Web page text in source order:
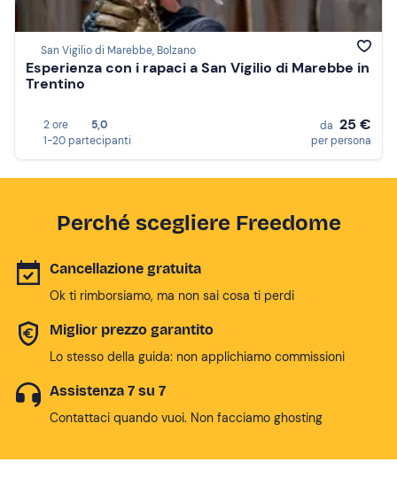
San Vigilio di Marebbe, Bolzano
Esperienza con i rapaci a San Vigilio di Marebbe in
Trentino
2 ore
5,0
1-20 partecipanti
da 25 €
per persona
Perché scegliere Freedome
Cancellazione gratuita
Ok ti rimborsiamo, ma non sai cosa ti perdi
Miglior prezzo garantito
Lo stesso della guida: non applichiamo commissioni
Assistenza 7 su 7
Contattaci quando vuoi. Non facciamo ghosting